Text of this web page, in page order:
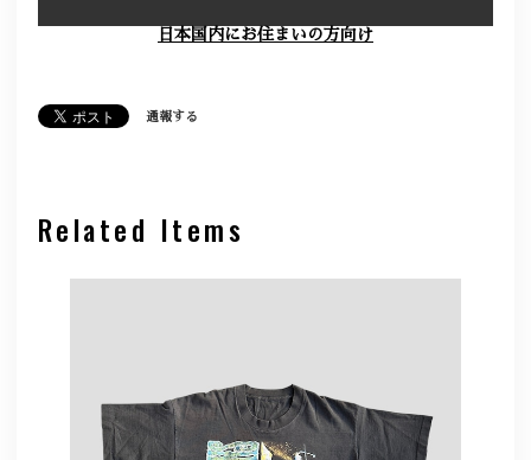
日本国内にお住まいの方向け
通報する
Related Items